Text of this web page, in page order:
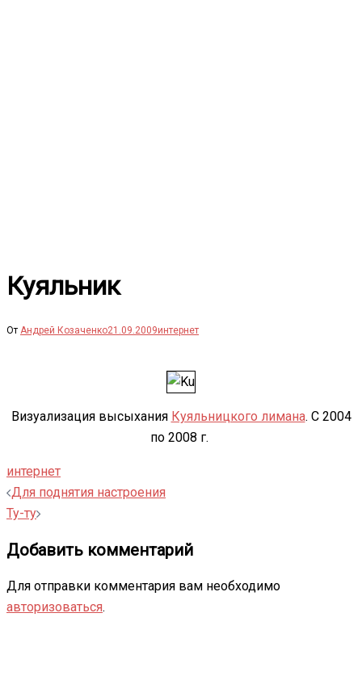
Куяльник
От Андрей Козаченко21.09.2009интернет
Визуализация высыхания Куяльницкого лимана. С 2004
по 2008 г.
интернет
Навигация
записи
Для поднятия настроения
Ту-ту
Добавить комментарий
Для отправки комментария вам необходимо
авторизоваться.